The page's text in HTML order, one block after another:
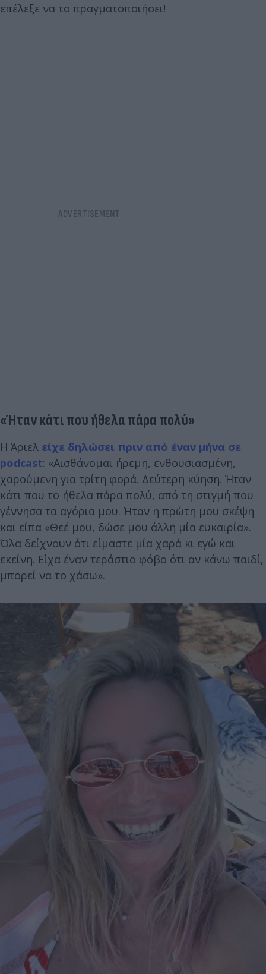
επέλεξε να το πραγματοποιήσει!
«Ήταν κάτι που ήθελα πάρα πολύ»
Η Άριελ είχε δηλώσει πριν από έναν μήνα σε
podcast: «Αισθάνομαι ήρεμη, ενθουσιασμένη,
χαρούμενη για τρίτη φορά. Δεύτερη κύηση. Ήταν
κάτι που το ήθελα πάρα πολύ, από τη στιγμή που
γέννησα τα αγόρια μου. Ήταν η πρώτη μου σκέψη
και είπα «Θεέ μου, δώσε μου άλλη μία ευκαιρία».
Όλα δείχνουν ότι είμαστε μία χαρά κι εγώ και
εκείνη. Είχα έναν τεράστιο φόβο ότι αν κάνω παιδί,
μπορεί να το χάσω».